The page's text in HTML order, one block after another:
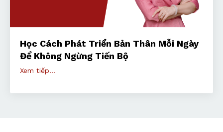
Học Cách Phát Triển Bản Thân Mỗi Ngày
Để Không Ngừng Tiến Bộ
Xem tiếp...